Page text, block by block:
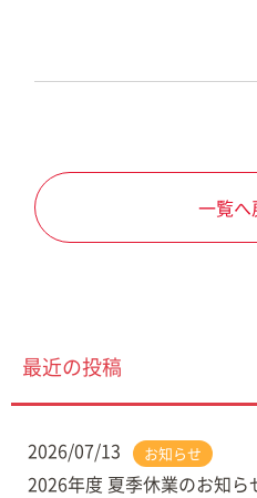
一覧へ
最近の投稿
2026/07/13 お知らせ
2026年度 夏季休業のお知ら